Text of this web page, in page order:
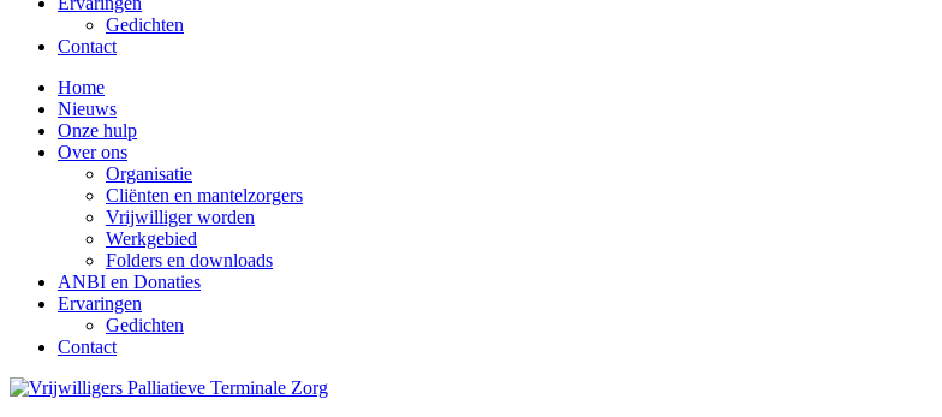
Gedichten
Contact
Home
Nieuws
Onze hulp
Over ons
Organisatie
Cliënten en mantelzorgers
Vrijwilliger worden
Werkgebied
Folders en downloads
ANBI en Donaties
Ervaringen
Gedichten
Contact